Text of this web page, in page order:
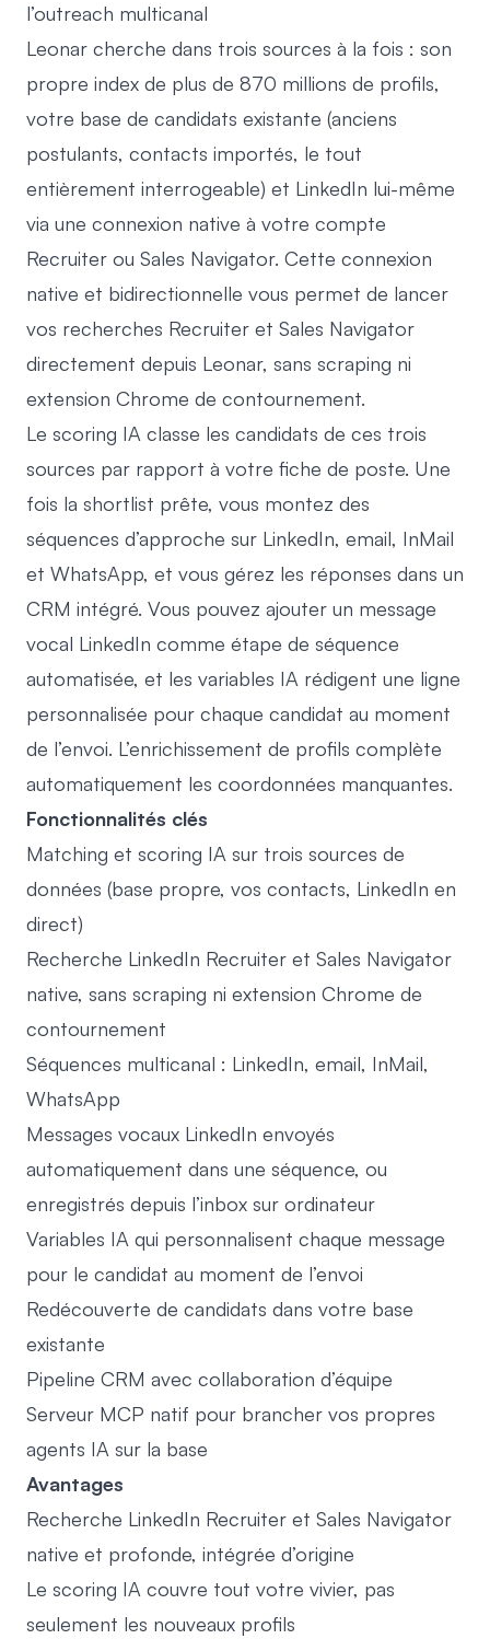
l’outreach multicanal
Leonar cherche dans trois sources à la fois : son
propre index de plus de 870 millions de profils,
votre base de candidats existante (anciens
postulants, contacts importés, le tout
entièrement interrogeable) et LinkedIn lui-même
via une connexion native à votre compte
Recruiter ou Sales Navigator. Cette connexion
native et bidirectionnelle vous permet de lancer
vos recherches Recruiter et Sales Navigator
directement depuis Leonar, sans scraping ni
extension Chrome de contournement.
Le scoring IA classe les candidats de ces trois
sources par rapport à votre fiche de poste. Une
fois la shortlist prête, vous montez des
séquences d’approche sur LinkedIn, email, InMail
et WhatsApp, et vous gérez les réponses dans un
CRM intégré. Vous pouvez ajouter un message
vocal LinkedIn comme étape de séquence
automatisée, et les variables IA rédigent une ligne
personnalisée pour chaque candidat au moment
de l’envoi. L’enrichissement de profils complète
automatiquement les coordonnées manquantes.
Fonctionnalités clés
Matching et scoring IA sur trois sources de
données (base propre, vos contacts, LinkedIn en
direct)
Recherche LinkedIn Recruiter et Sales Navigator
native, sans scraping ni extension Chrome de
contournement
Séquences multicanal : LinkedIn, email, InMail,
WhatsApp
Messages vocaux LinkedIn envoyés
automatiquement dans une séquence, ou
enregistrés depuis l’inbox sur ordinateur
Variables IA qui personnalisent chaque message
pour le candidat au moment de l’envoi
Redécouverte de candidats dans votre base
existante
Pipeline CRM avec collaboration d’équipe
Serveur MCP natif pour brancher vos propres
agents IA sur la base
Avantages
Recherche LinkedIn Recruiter et Sales Navigator
native et profonde, intégrée d’origine
Le scoring IA couvre tout votre vivier, pas
seulement les nouveaux profils